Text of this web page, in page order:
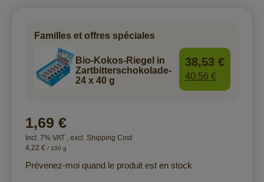
galleryFamilles et offres spéciales
Bio-Kokos-Riegel in
Zartbitterschokolade-
24 x 40 g
38,53 €
40,56 €
1,69 €
Incl. 7% VAT excl. Shipping Cost
4,22 €/ 100 g
Prévenez-moi quand le produit est en stock